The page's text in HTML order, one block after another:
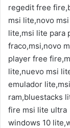
regedit free
msi lite,novo
lite,msi lite para
fraco,msi,novo
player free
lite,nuevo msi
emulador
ram,bluestacks
fire msi lite ultra
windows 10